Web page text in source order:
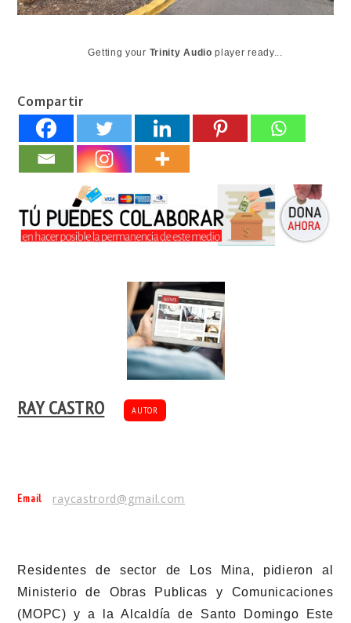
Getting your Trinity Audio player ready...
Compartir
RAY CASTRO AUTOR
Email raycastrord@gmail.com
Residentes de sector de Los Mina, pidieron al
Ministerio de Obras Publicas y Comunicaciones
(MOPC) y a la Alcaldía de Santo Domingo Este